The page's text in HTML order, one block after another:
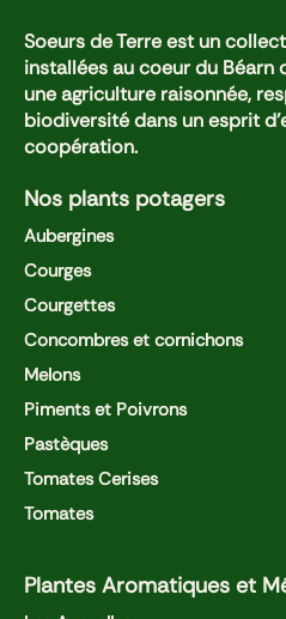
Soeurs de Terre est un
installées au coeur du Béarn
une agriculture raisonnée,
biodiversité dans un esprit
coopération.
Nos plants potagers
Aubergines
Courges
Courgettes
Concombres et cornichons
Melons
Piments et Poivrons
Pastèques
Tomates Cerises
Tomates
Plantes Aromatiques et